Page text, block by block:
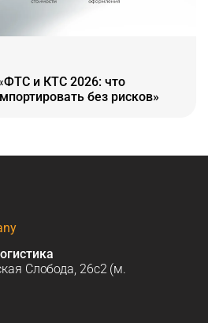
и КТС 2026: что
без рисков»
Слобода, 26с2 (м.